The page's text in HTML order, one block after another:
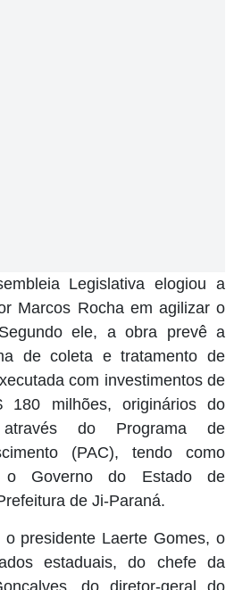
Legislativa elogiou a
Marcos Rocha em agilizar o
ele, a obra prevê a
de coleta e tratamento de
com investimentos de
180 milhões, originários do
através do Programa de
(PAC), tendo como
o Governo do Estado de
de Ji-Paraná.
presidente Laerte Gomes, o
estaduais, do chefe da
do diretor-geral do